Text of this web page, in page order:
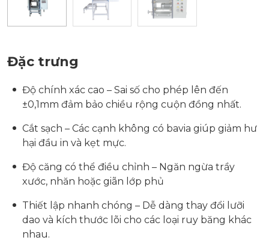
Đặc trưng
Độ chính xác cao – Sai số cho phép lên đến
±0,1mm đảm bảo chiều rộng cuộn đồng nhất.
Cắt sạch – Các cạnh không có bavia giúp giảm hư
hại đầu in và kẹt mực.
Độ căng có thể điều chỉnh – Ngăn ngừa trầy
xước, nhăn hoặc giãn lớp phủ
Thiết lập nhanh chóng – Dễ dàng thay đổi lưỡi
dao và kích thước lõi cho các loại ruy băng khác
nhau.